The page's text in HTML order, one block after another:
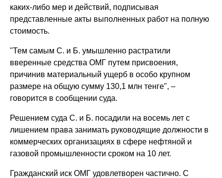
каких-либо мер и действий, подписывая
представленные акты выполненных работ на полную
стоимость.
"Тем самым С. и Б. умышленно растратили
вверенные средства ОМГ путем присвоения,
причинив материальный ущерб в особо крупном
размере на общую сумму 130,1 млн тенге", –
говорится в сообщении суда.
Решением суда С. и Б. посадили на восемь лет с
лишением права занимать руководящие должности в
коммерческих организациях в сфере нефтяной и
газовой промышленности сроком на 10 лет.
Гражданский иск ОМГ удовлетворен частично. С